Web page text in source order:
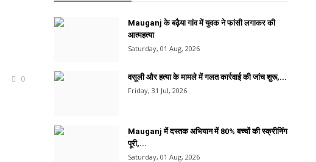
0
Mauganj के बढ़ैया गांव में युवक ने फांसी लगाकर की
आत्महत्या
Saturday, 01 Aug, 2026
वसूली और हत्या के मामले में गलत कार्रवाई की जांच शुरू,...
Friday, 31 Jul, 2026
Mauganj में दस्तक अभियान में 80% बच्चों की स्क्रीनिंग
पूरी,...
Saturday, 01 Aug, 2026